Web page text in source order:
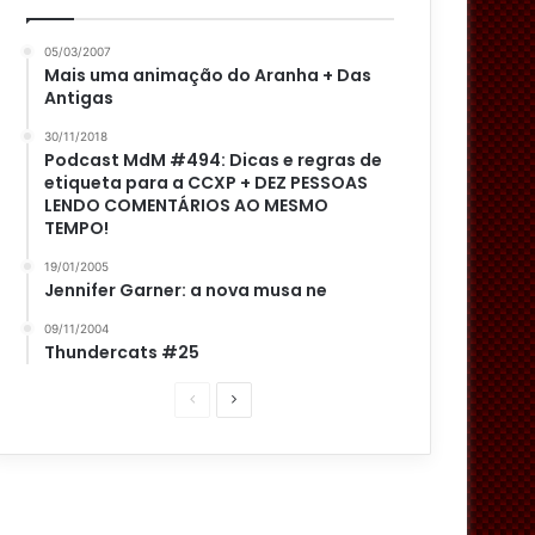
05/03/2007
Mais uma animação do Aranha + Das
Antigas
30/11/2018
Podcast MdM #494: Dicas e regras de
etiqueta para a CCXP + DEZ PESSOAS
LENDO COMENTÁRIOS AO MESMO
TEMPO!
19/01/2005
Jennifer Garner: a nova musa ne
09/11/2004
Thundercats #25